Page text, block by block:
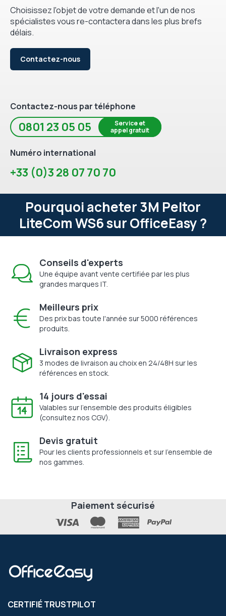
Choisissez l'objet de votre demande et l'un de nos
spécialistes vous re-contactera dans les plus brefs
délais.
Contactez-nous
Contactez-nous par téléphone
0801 23 05 05
Service et
appel gratuit
Numéro international
+33 (0)3 28 07 70 70
Pourquoi acheter 3M Peltor
LiteCom WS6 sur OfficeEasy ?
Conseils d'experts
Une équipe avant vente certifiée par les plus
grandes marques IT.
Meilleurs prix
Des prix bas toute l'année sur 5000 références
produits.
Livraison express
3 modes de livraison au choix en 24/48H sur les
références en stock.
14 jours d'essai
Valables sur l'ensemble des produits éligibles
(consultez nos CGV).
Devis gratuit
Pour les clients professionnels et sur l'ensemble de
nos gammes.
Paiement sécurisé
CERTIFIÉ TRUSTPILOT